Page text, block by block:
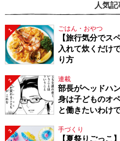
人気記
1 ごはん・おやつ
【旅行気分でス
入れて炊くだけ
り方
2 連載
部長がヘッドハ
身は子どものオ
と働きたいわけ
3 手づくり
【夏祭りごっこ